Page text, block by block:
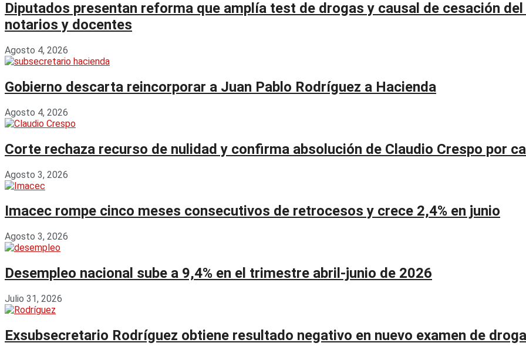
Diputados presentan reforma que amplía test de drogas y causal de cesación
notarios y docentes
Agosto 4, 2026
Gobierno descarta reincorporar a Juan Pablo Rodríguez a Hacienda
Agosto 4, 2026
Corte rechaza recurso de nulidad y confirma absolución de Claudio Crespo por
Agosto 3, 2026
Imacec rompe cinco meses consecutivos de retrocesos y crece 2,4% en junio
Agosto 3, 2026
Desempleo nacional sube a 9,4% en el trimestre abril-junio de 2026
Julio 31, 2026
Exsubsecretario Rodríguez obtiene resultado negativo en nuevo examen de